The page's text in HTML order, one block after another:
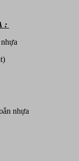
:
nhựa